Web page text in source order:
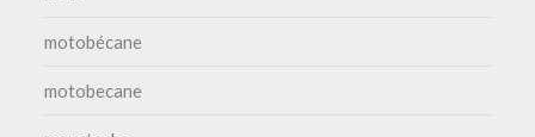
motobécane
motobecane